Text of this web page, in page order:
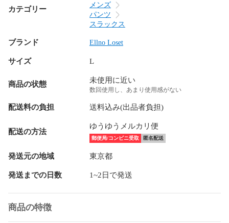
カテゴリー
メンズ
パンツ
スラックス
ブランド Ellno Loset
サイズ L
商品の状態 未使用に近い
数回使用し、あまり使用感がない
配送料の負担 送料込み(出品者負担)
配送の方法
ゆうゆうメルカリ便
郵便局/コンビニ受取 匿名配送
発送元の地域 東京都
発送までの日数 1~2日で発送
商品の特徴